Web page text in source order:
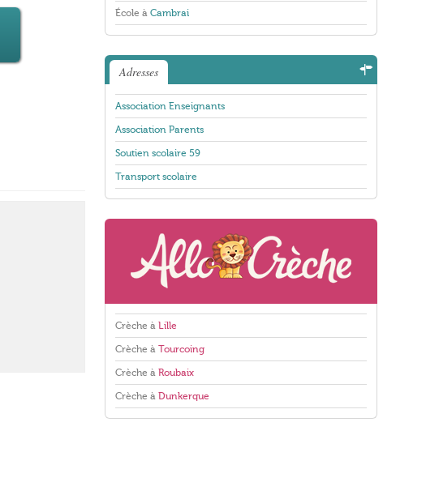
École à Cambrai
Adresses
Association Enseignants
Association Parents
Soutien scolaire 59
Transport scolaire
Crèche à Lille
Crèche à Tourcoing
Crèche à Roubaix
Crèche à Dunkerque